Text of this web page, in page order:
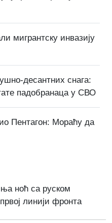
мигрантску инвазију
десантних снага:
падобранаца у СВО
Пентагон: Мораћу да
ноћ са руском
линији фронта